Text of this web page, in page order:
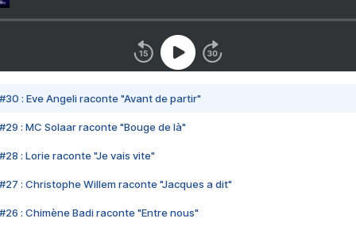
#30 : Eve Angeli raconte "Avant de partir"
#29 : MC Solaar raconte "Bouge de là"
#28 : Lorie raconte "Je vais vite"
#27 : Christophe Willem raconte "Jacques a dit"
#26 : Chimène Badi raconte "Entre nous"